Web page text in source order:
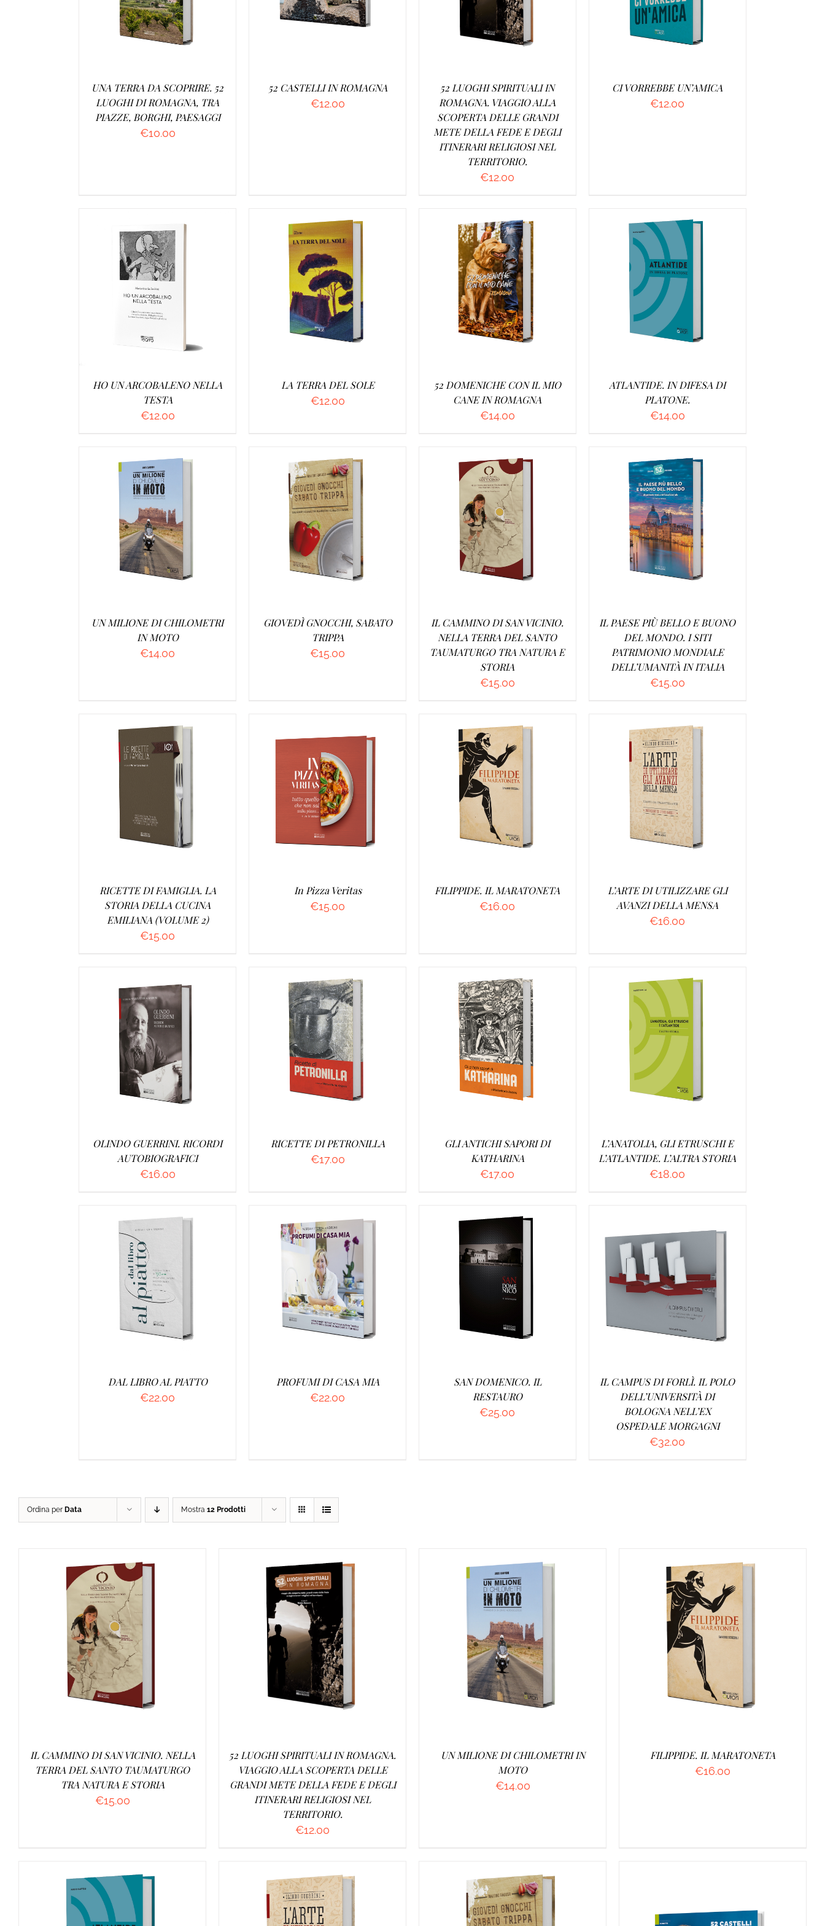
UNA TERRA DA SCOPRIRE. 52
LUOGHI DI ROMAGNA, TRA
PIAZZE, BORGHI, PAESAGGI
€10.00
52 CASTELLI IN ROMAGNA
€12.00
52 LUOGHI SPIRITUALI IN
ROMAGNA. VIAGGIO ALLA
SCOPERTA DELLE GRANDI
METE DELLA FEDE E DEGLI
ITINERARI RELIGIOSI NEL
TERRITORIO.
€12.00
CI VORREBBE UN’AMICA
€12.00
AGGIUNGI AL CARRELLO
DETTAGLI
HO UN ARCOBALENO NELLA
TESTA
€12.00
AGGIUNGI AL CARRELLO
DETTAGLI
LA TERRA DEL SOLE
€12.00
AGGIUNGI AL CARRELLO
DETTAGLI
52 DOMENICHE CON IL MIO
CANE IN ROMAGNA
€14.00
AGGIUNGI AL CARRELLO
DETTAGLI
ATLANTIDE. IN DIFESA DI
PLATONE.
€14.00
AGGIUNGI AL CARRELLO
DETTAGLI
UN MILIONE DI CHILOMETRI
IN MOTO
€14.00
AGGIUNGI AL CARRELLO
DETTAGLI
GIOVEDÌ GNOCCHI, SABATO
TRIPPA
€15.00
AGGIUNGI AL CARRELLO
DETTAGLI
IL CAMMINO DI SAN VICINIO.
NELLA TERRA DEL SANTO
TAUMATURGO TRA NATURA E
STORIA
€15.00
AGGIUNGI AL CARRELLO
DETTAGLI
IL PAESE PIÙ BELLO E BUONO
DEL MONDO. I SITI
PATRIMONIO MONDIALE
DELL’UMANITÀ IN ITALIA
€15.00
AGGIUNGI AL CARRELLO
RICETTE DI FAMIGLIA. LA
STORIA DELLA CUCINA
EMILIANA (VOLUME 2)
€15.00
AGGIUNGI AL CARRELLO
DETTAGLI
In Pizza Veritas
€15.00
AGGIUNGI AL CARRELLO
DETTAGLI
FILIPPIDE. IL MARATONETA
€16.00
AGGIUNGI AL CARRELLO
DETTAGLI
L’ARTE DI UTILIZZARE GLI
AVANZI DELLA MENSA
€16.00
AGGIUNGI AL CARRELLO
DETTAGLI
OLINDO GUERRINI. RICORDI
AUTOBIOGRAFICI
€16.00
DETTAGLI
RICETTE DI PETRONILLA
€17.00
AGGIUNGI AL CARRELLO
DETTAGLI
GLI ANTICHI SAPORI DI
KATHARINA
€17.00
AGGIUNGI AL CARRELLO
DETTAGLI
L’ANATOLIA, GLI ETRUSCHI E
L’ATLANTIDE. L’ALTRA STORIA
€18.00
AGGIUNGI AL CARRELLO
DETTAGLI
DAL LIBRO AL PIATTO
€22.00
AGGIUNGI AL CARRELLO
DETTAGLI
PROFUMI DI CASA MIA
€22.00
AGGIUNGI AL CARRELLO
DETTAGLI
SAN DOMENICO. IL
RESTAURO
€25.00
AGGIUNGI AL CARRELLO
/
DETTAGLI
IL CAMPUS DI FORLÌ. IL POLO
DELL’UNIVERSITÀ DI
BOLOGNA NELL’EX
OSPEDALE MORGAGNI
€32.00
Ordina per Data Mostra 12 Prodotti
AGGIUNGI AL CARRELLO
DETTAGLI
IL CAMMINO DI SAN VICINIO. NELLA
TERRA DEL SANTO TAUMATURGO
TRA NATURA E STORIA
€15.00
AGGIUNGI AL CARRELLO
DETTAGLI
52 LUOGHI SPIRITUALI IN ROMAGNA.
VIAGGIO ALLA SCOPERTA DELLE
GRANDI METE DELLA FEDE E DEGLI
ITINERARI RELIGIOSI NEL
TERRITORIO.
€12.00
AGGIUNGI AL CARRELLO
DETTAGLI
UN MILIONE DI CHILOMETRI IN
MOTO
€14.00
AGGIUNGI AL CARRELLO
DETTAGLI
FILIPPIDE. IL MARATONETA
€16.00